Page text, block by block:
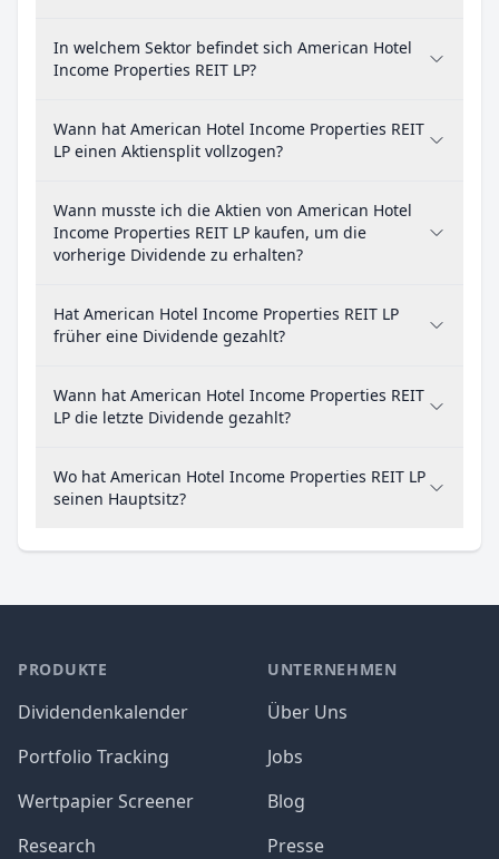
In welchem Sektor befindet sich American Hotel
Income Properties REIT LP?
Wann hat American Hotel Income Properties REIT
LP einen Aktiensplit vollzogen?
Wann musste ich die Aktien von American Hotel
Income Properties REIT LP kaufen, um die
vorherige Dividende zu erhalten?
Hat American Hotel Income Properties REIT LP
früher eine Dividende gezahlt?
Wann hat American Hotel Income Properties REIT
LP die letzte Dividende gezahlt?
Wo hat American Hotel Income Properties REIT LP
seinen Hauptsitz?
PRODUKTE
Dividendenkalender
Portfolio Tracking
Wertpapier Screener
Research
UNTERNEHMEN
Über Uns
Jobs
Blog
Presse